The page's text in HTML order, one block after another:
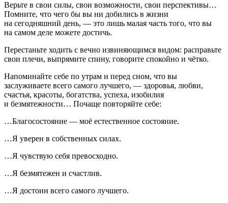
Верьте в свои силы, свои возможности, свои перспективы…
Помните, что чего бы вы ни добились в жизни
на сегодняшний день, — это лишь малая часть того, что вы
на самом деле можете достичь.
Перестаньте ходить с вечно извиняющимся видом: расправьте
свои плечи, выпрямите спину, говорите спокойно и чётко.
Напоминайте себе по утрам и перед сном, что вы
заслуживаете всего самого лучшего, — здоровья, любви,
счастья, красоты, богатства, успеха, изобилия
и безмятежности… Почаще повторяйте себе:
…Благосостояние — моё естественное состояние.
…Я уверен в собственных силах.
…Я чувствую себя превосходно.
…Я безмятежен и счастлив.
…Я достоин всего самого лучшего.